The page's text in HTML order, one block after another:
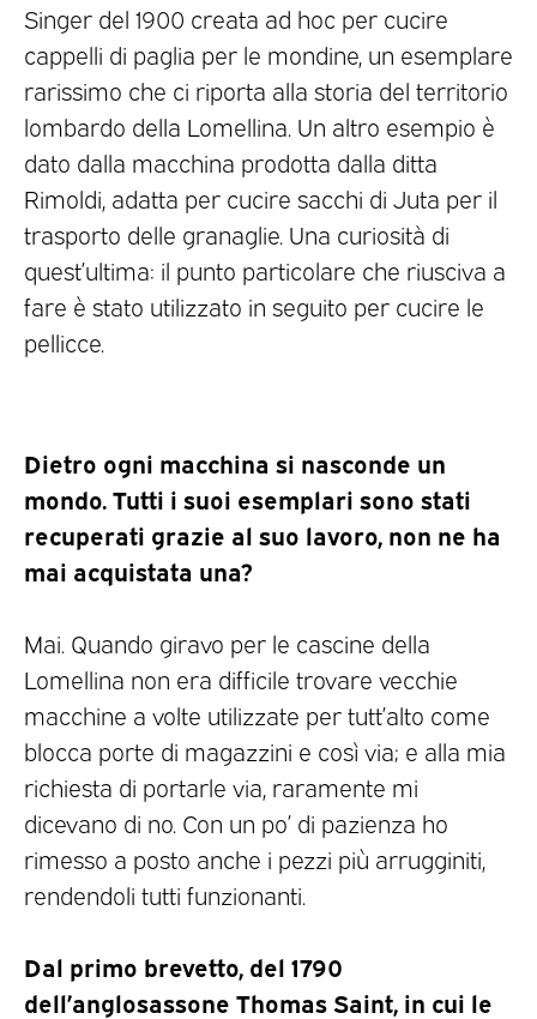
Singer del 1900 creata ad hoc per cucire
cappelli di paglia per le mondine, un esemplare
rarissimo che ci riporta alla storia del territorio
lombardo della Lomellina. Un altro esempio è
dato dalla macchina prodotta dalla ditta
Rimoldi, adatta per cucire sacchi di Juta per il
trasporto delle granaglie. Una curiosità di
quest’ultima: il punto particolare che riusciva a
fare è stato utilizzato in seguito per cucire le
pellicce.
Dietro ogni macchina si nasconde un
mondo. Tutti i suoi esemplari sono stati
recuperati grazie al suo lavoro, non ne ha
mai acquistata una?
Mai. Quando giravo per le cascine della
Lomellina non era difficile trovare vecchie
macchine a volte utilizzate per tutt’alto come
blocca porte di magazzini e così via; e alla mia
richiesta di portarle via, raramente mi
dicevano di no. Con un po’ di pazienza ho
rimesso a posto anche i pezzi più arrugginiti,
rendendoli tutti funzionanti.
Dal primo brevetto, del 1790
dell’anglosassone Thomas Saint, in cui le